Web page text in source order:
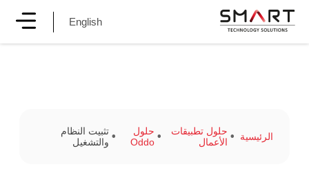
English
الرئيسية
حلول تطبيقات
الأعمال
حلول
Oddo
تثبيت النظام
والتشغيل